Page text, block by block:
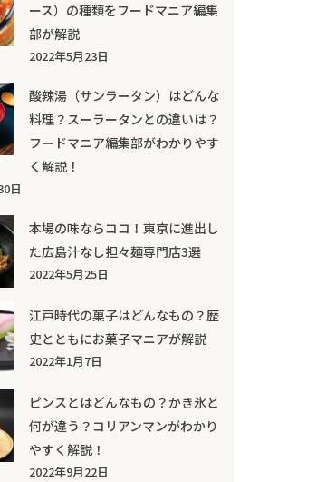
ース）の種類をフードマニア編集
部が解説
2022年5月23日
酸辣湯（サンラータン）はどんな
料理？スーラータンとの違いは？
フードマニア編集部がわかりやす
く解説！
日
本場の味ならココ！東京に進出し
た広島汁なし担々麺専門店3選
2022年5月25日
江戸時代の菓子はどんなもの？歴
史とともにお菓子マニアが解説
2022年1月7日
ピンスとはどんなもの？かき氷と
何が違う？コリアンマンがわかり
やすく解説！
2022年9月22日